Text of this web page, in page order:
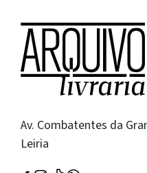
Av. Combatentes da
Leiria